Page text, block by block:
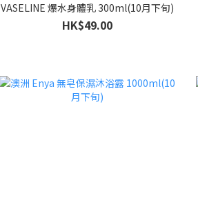
VASELINE 爆水身體乳 300ml(10月下旬)
HK$49.00